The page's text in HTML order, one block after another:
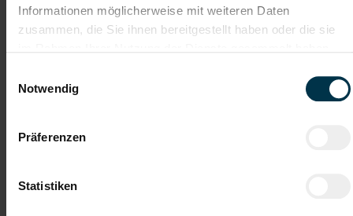
Informationen möglicherweise mit weiteren Daten
zusammen, die Sie ihnen bereitgestellt haben oder die sie
Notwendig
Präferenzen
Statistiken
Weitere interessante Jobmöglichkeiten